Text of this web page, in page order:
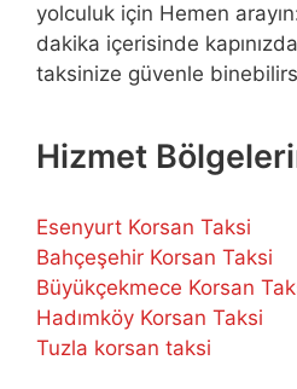
yolculuk için Hemen
dakika içerisinde
taksinize güvenle
Hizmet
Esenyurt Korsan Taksi
Bahçeşehir Korsan Taksi
Büyükçekmece Korsan
Hadımköy Korsan Taksi
Tuzla korsan taksi